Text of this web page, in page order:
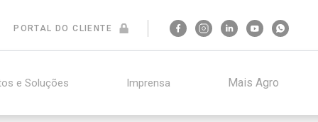
PORTAL DO CLIENTE
e Soluções Imprensa Mais Agro